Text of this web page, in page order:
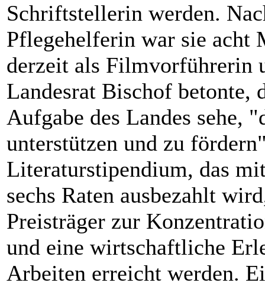
Schriftstellerin werden.
Pflegehelferin war sie acht
derzeit als Filmvorführerin
Landesrat Bischof betonte,
Aufgabe des Landes sehe,
unterstützen und zu
Literaturstipendium, das
sechs Raten ausbezahlt
Preisträger zur
und eine wirtschaftliche
Arbeiten erreicht werden.